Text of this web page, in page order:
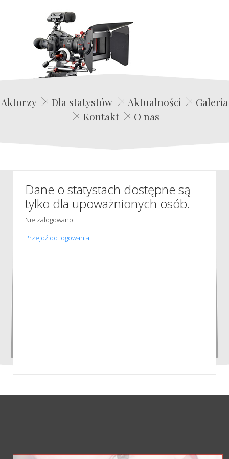
Edwin Film Agencja Aktorska
Aktorzy Dla statystów Aktualności
Galeria
Kontakt
O nas
Dane o statystach dostępne są
tylko dla upoważnionych osób.
Nie zalogowano
Przejdź do logowania